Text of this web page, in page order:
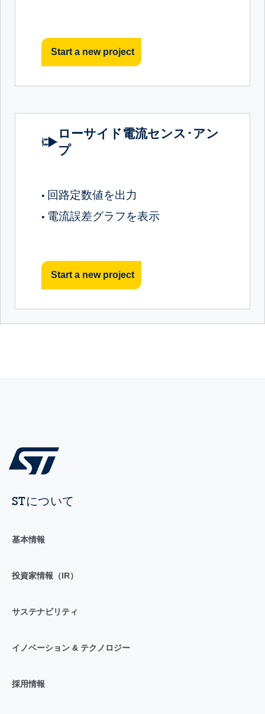
Start a new project
ローサイド電流センス･アン
プ
• 回路定数値を出力
• 電流誤差グラフを表示
Start a new project
STについて
基本情報
投資家情報（IR）
サステナビリティ
イノベーション & テクノロジー
採用情報